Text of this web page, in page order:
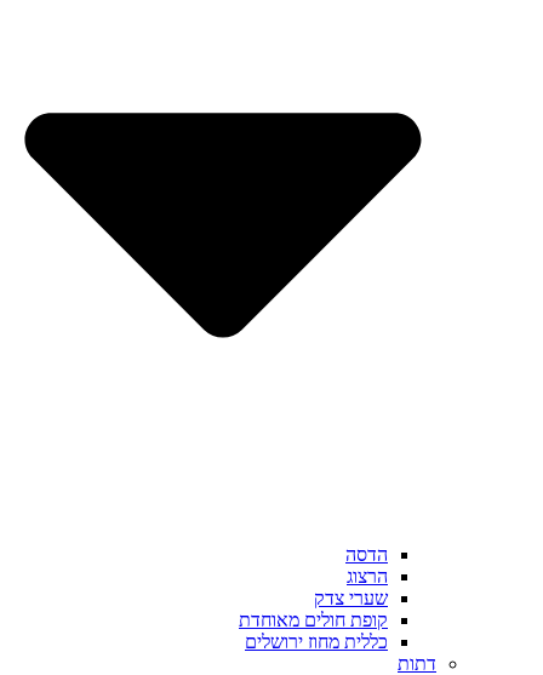
הדסה
הרצוג
שערי צדק
קופת חולים מאוחדת
כללית מחוז ירושלים
דתות